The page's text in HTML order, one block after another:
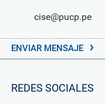
cise@pucp.pe
ENVIAR MENSAJE
REDES SOCIALES